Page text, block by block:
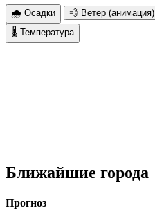
🌧 Осадки 💨 Ветер (анимация)
🌡 Температура
Ближайшие города
Прогноз